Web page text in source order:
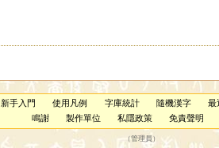
新手入門 使用凡例 字庫統計 隨機漢字
最
鳴謝
製作單位 私隱政策 免責聲明
（管理員 ）